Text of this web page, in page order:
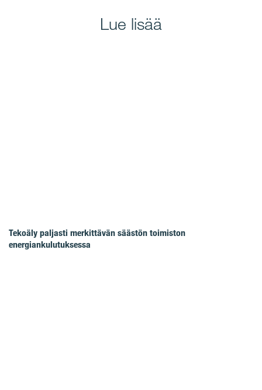
Lue lisää
Tekoäly paljasti merkittävän säästön toimiston
energiankulutuksessa